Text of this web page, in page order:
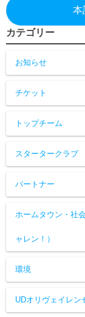
横浜FCスポーツ
ニッパツ横浜FC
学生インターン
オリジナルビール
フェニックスク
サッカースクール
チアスクール
お問い合わせ
本
カテゴリー
お知らせ
チケット
トップチーム
スタータークラブ
パートナー
ホームタウン・社
ャレン！）
環境
UDオリヴェイレン